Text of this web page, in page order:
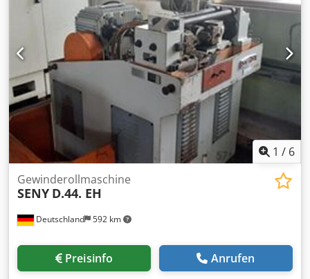
1 / 6
Deutschland 592 km
Gewinderollmaschine
SENY D.44. EH
Preisinfo Anrufen